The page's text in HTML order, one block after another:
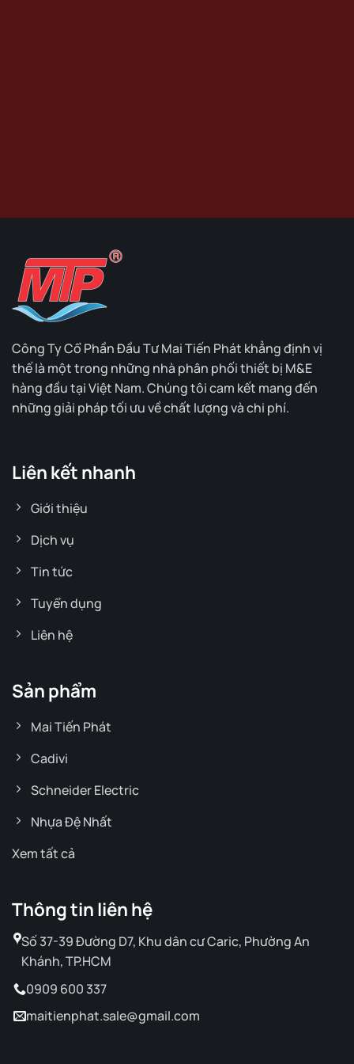
Công Ty Cổ Phần Đầu Tư Mai Tiến Phát khẳng định vị
thế là một trong những nhà phân phối thiết bị M&E
hàng đầu tại Việt Nam. Chúng tôi cam kết mang đến
những giải pháp tối ưu về chất lượng và chi phí.
Liên kết nhanh
Giới thiệu
Dịch vụ
Tin tức
Tuyển dụng
Liên hệ
Sản phẩm
Mai Tiến Phát
Cadivi
Schneider Electric
Nhựa Đệ Nhất
Xem tất cả
Thông tin liên hệ
Số 37-39 Đường D7, Khu dân cư Caric, Phường An
Khánh, TP.HCM
0909 600 337
maitienphat.sale@gmail.com